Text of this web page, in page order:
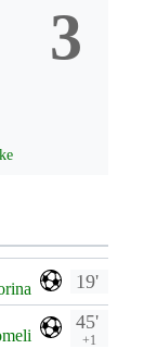
3
19'
45'
+1